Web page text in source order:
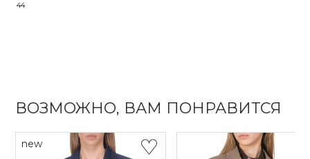
44
ВОЗМОЖНО, ВАМ ПОНРАВИТСЯ
new